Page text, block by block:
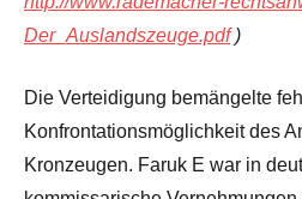
Der_Auslandszeuge.pdf)
Die Verteidigung bemängelte
Konfrontationsmöglichkeit des
Kronzeugen. Faruk E war in